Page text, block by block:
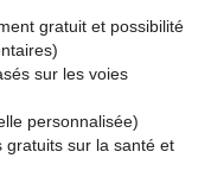
gratuit et possibilité
sur les voies
personnalisée)
gratuits sur la santé et